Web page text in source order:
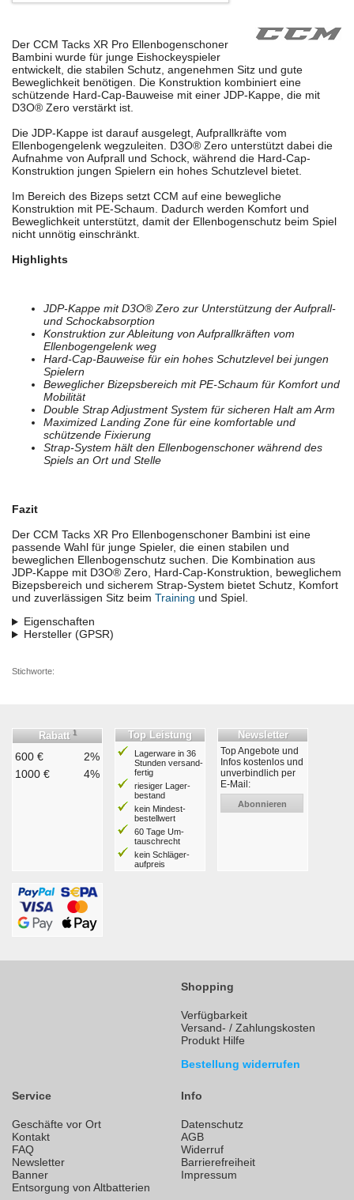
Der CCM Tacks XR Pro Ellenbogenschoner
Bambini wurde für junge Eishockeyspieler
entwickelt, die stabilen Schutz, angenehmen Sitz und gute
Beweglichkeit benötigen. Die Konstruktion kombiniert eine
schützende Hard-Cap-Bauweise mit einer JDP-Kappe, die mit
D3O® Zero verstärkt ist.
Die JDP-Kappe ist darauf ausgelegt, Aufprallkräfte vom
Ellenbogengelenk wegzuleiten. D3O® Zero unterstützt dabei die
Aufnahme von Aufprall und Schock, während die Hard-Cap-
Konstruktion jungen Spielern ein hohes Schutzlevel bietet.
Im Bereich des Bizeps setzt CCM auf eine bewegliche
Konstruktion mit PE-Schaum. Dadurch werden Komfort und
Beweglichkeit unterstützt, damit der Ellenbogenschutz beim Spiel
nicht unnötig einschränkt.
Highlights
JDP-Kappe mit D3O® Zero zur Unterstützung der Aufprall-
und Schockabsorption
Konstruktion zur Ableitung von Aufprallkräften vom
Ellenbogengelenk weg
Hard-Cap-Bauweise für ein hohes Schutzlevel bei jungen
Spielern
Beweglicher Bizepsbereich mit PE-Schaum für Komfort und
Mobilität
Double Strap Adjustment System für sicheren Halt am Arm
Maximized Landing Zone für eine komfortable und
schützende Fixierung
Strap-System hält den Ellenbogenschoner während des
Spiels an Ort und Stelle
Fazit
Der CCM Tacks XR Pro Ellenbogenschoner Bambini ist eine
passende Wahl für junge Spieler, die einen stabilen und
beweglichen Ellenbogenschutz suchen. Die Kombination aus
JDP-Kappe mit D3O® Zero, Hard-Cap-Konstruktion, beweglichem
Bizepsbereich und sicherem Strap-System bietet Schutz, Komfort
und zuverlässigen Sitz beim Training und Spiel.
Eigenschaften
Hersteller (GPSR)
Stichworte:
Rabatt 1
600 €
2%
1000 €
4%
Top Leistung
Lagerware in 36
Stunden ver­sand­
fertig
riesiger Lager­
bestand
kein Mindest­
bestell­wert
60 Tage Um­
tausch­recht
kein Schläger­
aufpreis
Newsletter
Top Angebote und
Infos kostenlos und
unverbindlich per
E-Mail:
Abonnieren
Shopping
Verfügbarkeit
Versand- / Zahlungskosten
Produkt Hilfe
Bestellung widerrufen
Service
Geschäfte vor Ort
Kontakt
FAQ
Newsletter
Banner
Entsorgung von Altbatterien
Info
Datenschutz
AGB
Widerruf
Barrierefreiheit
Impressum